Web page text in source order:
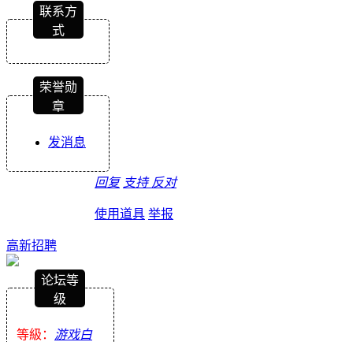
联系方
式
荣誉勋
章
发消息
回复 支持 反对
使用道具 举报
高新招聘
论坛等
级
等級： 游戏白